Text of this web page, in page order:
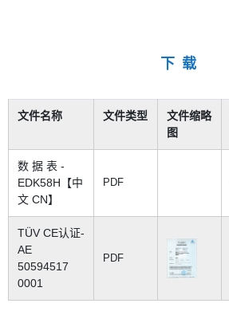
下 载
文件名称 文件类型
文件缩略
图
数 据 表 -
EDK58H【中
文 CN】
PDF
TÜV CE认证-
AE
50594517
0001
PDF